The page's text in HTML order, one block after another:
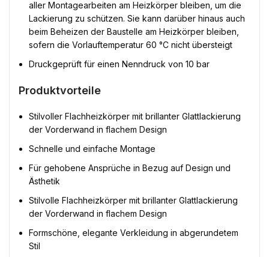
aller Montagearbeiten am Heizkörper bleiben, um die
Lackierung zu schützen. Sie kann darüber hinaus auch
beim Beheizen der Baustelle am Heizkörper bleiben,
sofern die Vorlauftemperatur 60 °C nicht übersteigt
Druckgeprüft für einen Nenndruck von 10 bar
Produktvorteile
Stilvoller Flachheizkörper mit brillanter Glattlackierung
der Vorderwand in flachem Design
Schnelle und einfache Montage
Für gehobene Ansprüche in Bezug auf Design und
Ästhetik
Stilvolle Flachheizkörper mit brillanter Glattlackierung
der Vorderwand in flachem Design
Formschöne, elegante Verkleidung in abgerundetem
Stil